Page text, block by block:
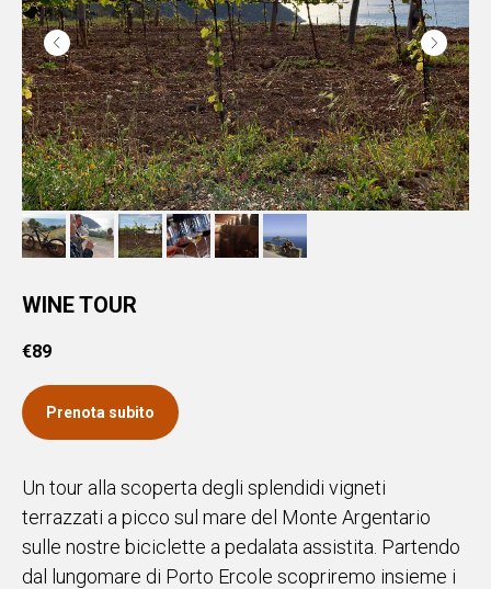
WINE TOUR
€89
Prenota subito
Un tour alla scoperta degli splendidi vigneti
terrazzati a picco sul mare del Monte Argentario
sulle nostre biciclette a pedalata assistita. Partendo
dal lungomare di Porto Ercole scopriremo insieme i